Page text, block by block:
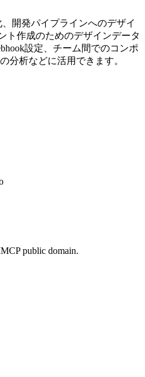
開発パイプラインへのデザイ
ト作成のためのデザインデータ
設定、チーム間でのコンポ
分析などに活用できます。
public domain.